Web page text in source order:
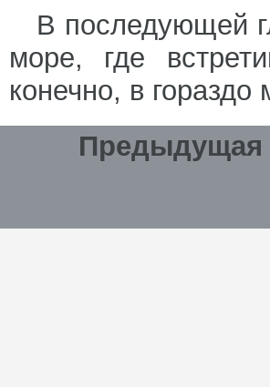
В последующей
море, где
конечно, в
Предыдущая